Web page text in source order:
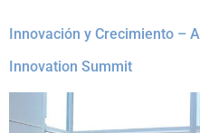
Innovación y Crecimiento –
Innovation Summit